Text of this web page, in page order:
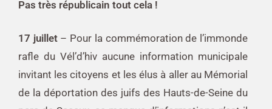
Pas très républicain tout cela !
17 juillet– Pour la commémoration de l’immonde
rafle du Vél’d’hiv aucune information municipale
invitant les citoyens et les élus à aller au Mémorial
de la déportation des juifs des Hauts-de-Seine du